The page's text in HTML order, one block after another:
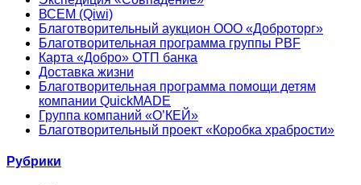
ВСЕМ (Qiwi)
Благотворительный аукцион ООО «Доброторг»
Благотворительная программа группы PBF
Карта «Добро» ОТП банка
Доставка жизни
Благотворительная программа помощи детям
компании QuickMADE
Группа компаний «О’КЕЙ»
Благотворительный проект «Коробка храбрости»
Рубрики